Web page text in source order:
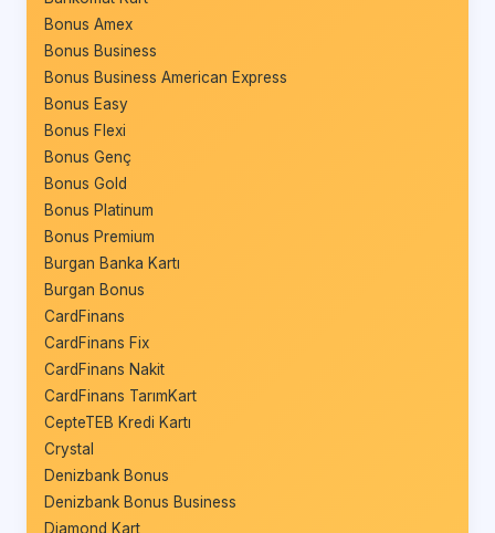
Bonus Amex
Bonus Business
Bonus Business American Express
Bonus Easy
Bonus Flexi
Bonus Genç
Bonus Gold
Bonus Platinum
Bonus Premium
Burgan Banka Kartı
Burgan Bonus
CardFinans
CardFinans Fix
CardFinans Nakit
CardFinans TarımKart
CepteTEB Kredi Kartı
Crystal
Denizbank Bonus
Denizbank Bonus Business
Diamond Kart